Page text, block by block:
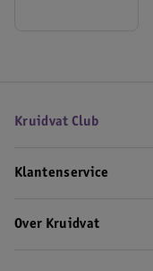
Kruidvat Club
Klantenservice
Over Kruidvat